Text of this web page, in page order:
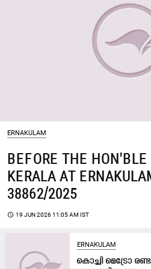
ERNAKULAM
BEFORE THE HON'BLE
KERALA AT
38862/2025
access_time 19 JUN 2026 11:05 AM IST
ERNAKULAM
കൊച്ചി മെട്രോ